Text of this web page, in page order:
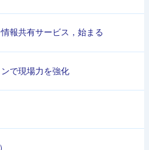
報共有サービス，始まる
で現場力を強化